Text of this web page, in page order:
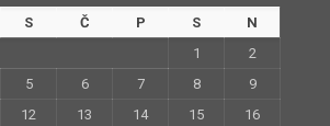
S Č P S
N
1
2
5 6 7 8
9
12 13 14 15
16